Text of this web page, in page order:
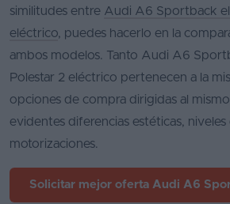
similitudes entre Audi A6 Sportback
eléctrico, puedes hacerlo en la
ambos modelos. Tanto Audi A6
Polestar 2 eléctrico pertenecen a la
opciones de compra dirigidas al
evidentes diferencias estéticas,
motorizaciones.
Solicitar mejor oferta Audi A6